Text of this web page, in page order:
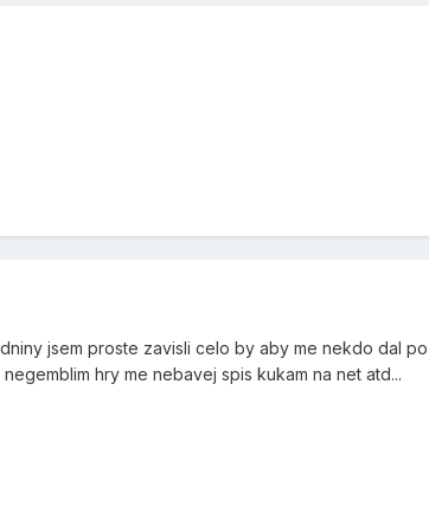
jsem proste zavisli celo by aby me nekdo dal
hry me nebavej spis kukam na net atd...